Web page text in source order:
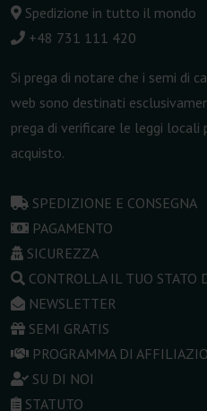
Spedizione in tutto il mondo
+48 731 111 420
Si prega di notare che i semi di
web sono destinati
prega di verificare le leggi
acquisto.
SPEDIZIONE E CONSEGNA
PAGAMENTO
SICUREZZA
CONTROLLA IL TUO STATO
NEWSLETTER
SEMI GRATIS
PROGRAMMA DI
SU DI NOI
STATUTO